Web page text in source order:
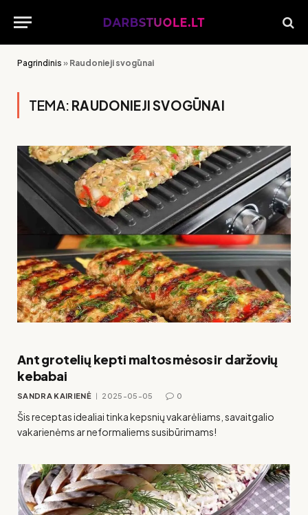
Pagrindinis » Raudonieji svogūnai
TEMA: RAUDONIEJI SVOGŪNAI
Ant grotelių kepti maltos mėsos ir daržovių
kebabai
SANDRA KAIRIENĖ 2025-05-05 0
Šis receptas idealiai tinka kepsnių vakarėliams, savaitgalio
vakarienėms ar neformaliems susibūrimams!